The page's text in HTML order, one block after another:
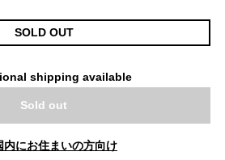
SOLD OUT
shipping available
Sold out
内にお住まいの方向け